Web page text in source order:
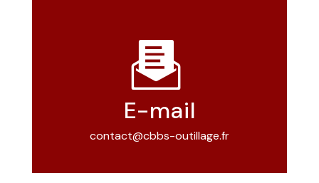
E-mail
contact@cbbs-outillage.fr